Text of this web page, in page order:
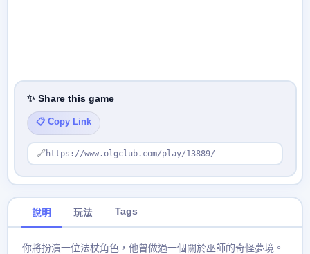
✨ Share this game
📋 Copy Link
🔗 https://www.olgclub.com/play/13889/
說明 玩法 Tags
你將扮演一位法杖角色，他曾做過一個關於巫師的奇怪夢境。